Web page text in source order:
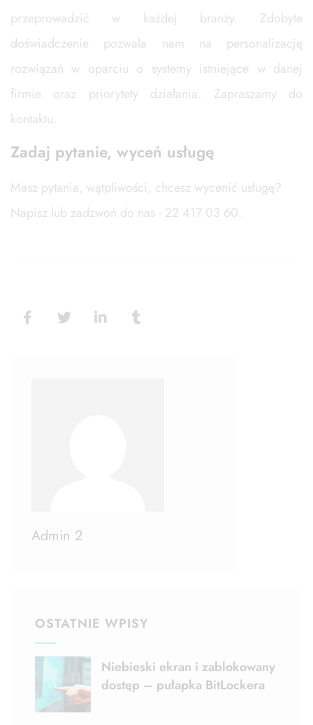
przeprowadzić w każdej branży. Zdobyte
doświadczenie pozwala nam na personalizację
rozwiązań w oparciu o systemy istniejące w danej
firmie oraz priorytety działania. Zapraszamy do
kontaktu.
Zadaj pytanie, wyceń usługę
Masz pytania, wątpliwości, chcesz wycenić usługę?
Napisz lub zadzwoń do nas - 22 417 03 60.
Admin 2
OSTATNIE WPISY
Niebieski ekran i zablokowany
dostęp – pułapka BitLockera